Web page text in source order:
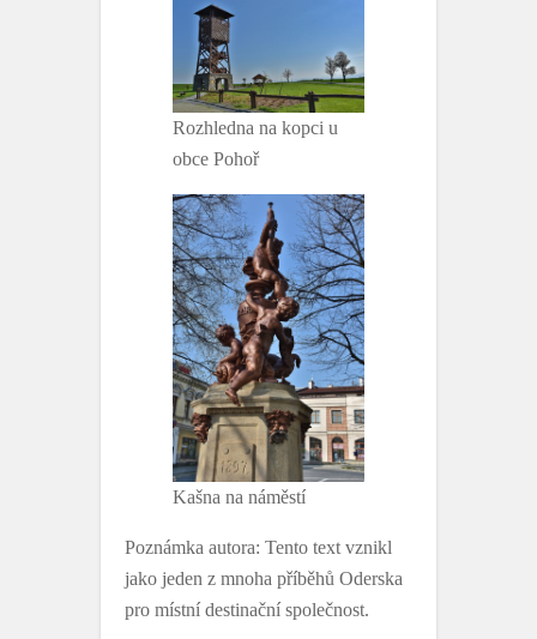
Rozhledna na kopci u
obce Pohoř
Kašna na náměstí
Poznámka autora: Tento text vznikl
jako jeden z mnoha příběhů Oderska
pro místní destinační společnost.